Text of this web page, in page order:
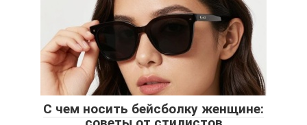
С чем носить бейсболку женщине: